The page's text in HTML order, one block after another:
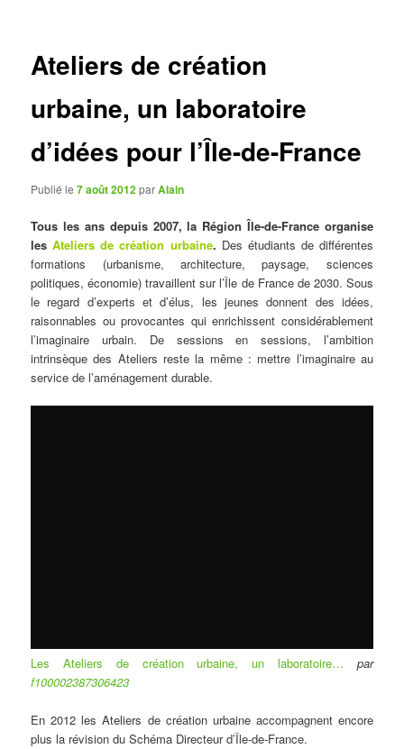
Ateliers de création
urbaine, un laboratoire
d’idées pour l’Île-de-France
Publié le7 août 2012parAlain
Tous les ans depuis 2007, la Région Île-de-France organise
lesAteliers de création urbaine. Des étudiants de différentes
formations (urbanisme, architecture, paysage, sciences
politiques, économie) travaillent sur l’Île de France de 2030. Sous
le regard d’experts et d’élus, les jeunes donnent des idées,
raisonnables ou provocantes qui enrichissent considérablement
l’imaginaire urbain. De sessions en sessions, l’ambition
intrinsèque des Ateliers reste la même : mettre l’imaginaire au
service de l’aménagement durable.
Les Ateliers de création urbaine, un laboratoire…
par
f100002387306423
En 2012 les Ateliers de création urbaine accompagnent encore
plus la révision du Schéma Directeur d’Île-de-France.